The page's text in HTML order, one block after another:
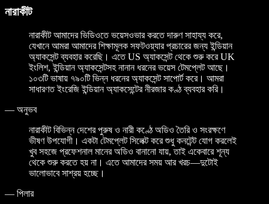
নারাকীট
নারাকীট আমাদের ভিডিওতে ভয়েসওভার করতে দারুণ সাহায্য করে,
যেখানে আমরা আমাদের শিক্ষামূলক সফটওয়্যার প্রচারের জন্য ইন্ডিয়ান
অ্যাকসেন্ট ব্যবহার করেছি। এতে US অ্যাকসেন্ট থেকে শুরু করে UK
ইংলিশ, ইন্ডিয়ান অ্যাকসেন্টসহ নানান ধরনের ভয়েস টেমপ্লেট আছে।
১০৩টি ভাষায় ৭৯০টি ভিন্ন ধরনের অ্যাকসেন্ট সাপোর্ট করে। আমরা
সাধারণত ইংরেজি ইন্ডিয়ান অ্যাকসেন্টের নীরজার কণ্ঠ ব্যবহার করি।
— অনুভব
নারাকীট বিভিন্ন দেশের পুরুষ ও নারী কণ্ঠে অডিও তৈরি ও সংরক্ষণে
ভীষণ উপযোগী। একটা টেমপ্লেট সিলেক্ট করে শুধু কনটেন্ট যোগ করলেই
খুব সহজে প্রফেশনাল মানের অডিও বানানো যায়, তাই একেবারে শূন্য
থেকে শুরু করতে হয় না। এতে আমাদের সময় আর খরচ—দুটোই
ভালোভাবে সাশ্রয় হচ্ছে।
— পিলার